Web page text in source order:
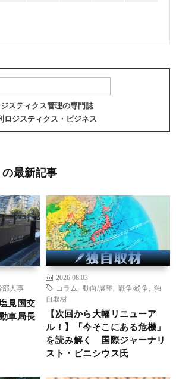
ジスティクス管理の専門誌
ロジスティクス・ビジネス
最新記事
部人事
見国交
車局長
2026.08.03
コラム
動向/展望 戦争/紛争
独
自取材
【次回から大幅リニューア
ル！】「今そこにある危機」
を読み解く 国際ジャーナリ
スト・ビニシウス氏